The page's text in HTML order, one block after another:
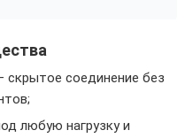
скрытое соединение без
любую нагрузку и